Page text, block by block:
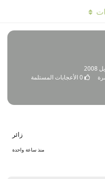
0 الأعجابات المستلمة
زائر
منذ ساعة واحدة